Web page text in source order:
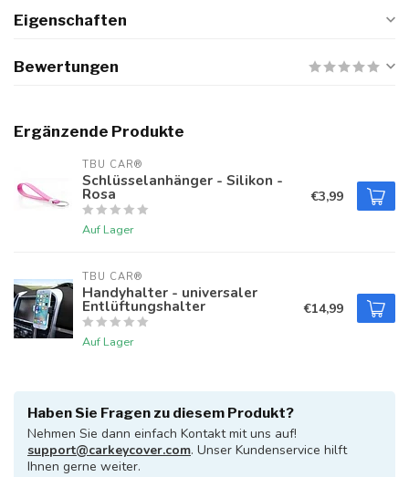
Eigenschaften
Bewertungen
Ergänzende Produkte
TBU CAR®
Schlüsselanhänger - Silikon -
Rosa
Auf Lager
€3,99
TBU CAR®
Handyhalter - universaler
Entlüftungshalter
Auf Lager
€14,99
Haben Sie Fragen zu diesem Produkt?
Nehmen Sie dann einfach Kontakt mit uns auf!
support@carkeycover.com. Unser Kundenservice hilft
Ihnen gerne weiter.